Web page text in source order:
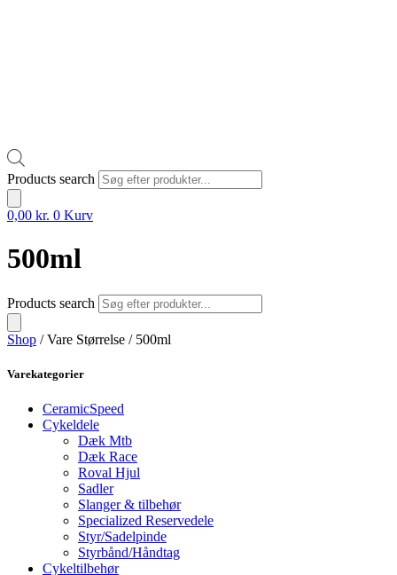
Products search
0,00 kr. 0 Kurv
500ml
Products search
Shop / Vare Størrelse / 500ml
Varekategorier
CeramicSpeed
Cykeldele
Dæk Mtb
Dæk Race
Roval Hjul
Sadler
Slanger & tilbehør
Specialized Reservedele
Styr/Sadelpinde
Styrbånd/Håndtag
Cykeltilbehør